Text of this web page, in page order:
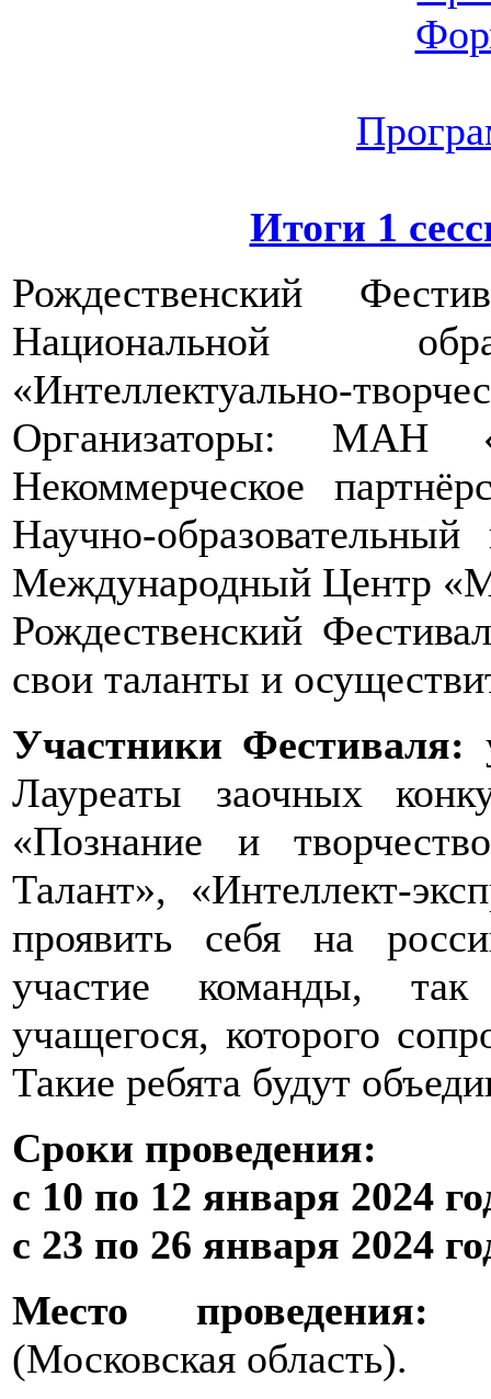
Итоги 1
Рождественский
Национальной
«Интеллектуально-
Организаторы:
Некоммерческое
Научно-
Международный Центр
Рождественский
свои таланты и
Участники Фестиваля:
Лауреаты заочных
«Познание и
Талант», «Интеллект-
проявить себя на
участие команды,
учащегося, которого
Такие ребята будут
Сроки проведения:
с 10 по 12 января 2024
с 23 по 26 января 2024
Место проведения:
(Московская область).